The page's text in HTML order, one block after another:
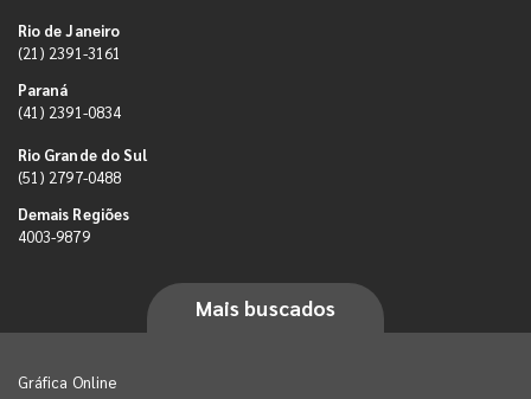
Rio de Janeiro
(21) 2391-3161
Paraná
(41) 2391-0834
Rio Grande do Sul
(51) 2797-0488
Demais Regiões
4003-9879
Mais buscados
Gráfica Online